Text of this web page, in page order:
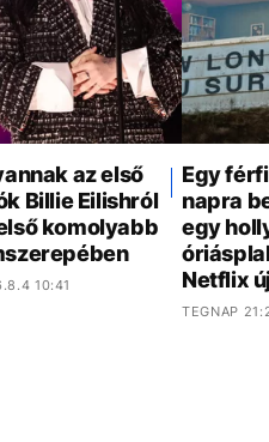
az első
Billie Eilishról
komolyabb
10:41
Egy
napra
egy
Netflix
TEGNAP